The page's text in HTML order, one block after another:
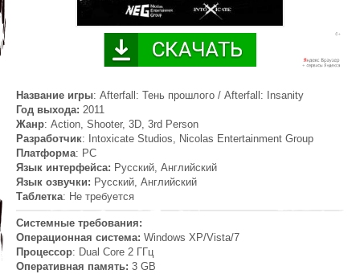
Название игры: Afterfall: Тень прошлого / Afterfall: Insanity
Год выхода: 2011
Жанр: Action, Shooter, 3D, 3rd Person
Разработчик: Intoxicate Studios, Nicolas Entertainment Group
Платформа: PC
Язык интерфейса: Русский, Английский
Язык озвучки: Русский, Английский
Таблетка: Не требуется
Системные требования:
Операционная система: Windows XP/Vista/7
Процессор: Dual Core 2 ГГц
Оперативная память: 3 GB